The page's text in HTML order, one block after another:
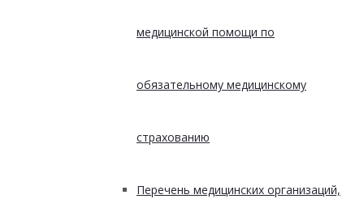
медицинской помощи по
обязательному медицинскому
страхованию
Перечень медицинских организаций,